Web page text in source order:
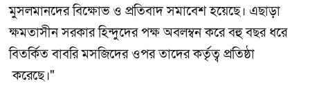
মুসলমানদের বিক্ষোভ ও প্রতিবাদ সমাবেশ হয়েছে। এছাড়া
ক্ষমতাসীন সরকার হিন্দুদের পক্ষ অবলম্বন করে বহু বছর ধরে
বিতর্কিত বাবরি মসজিদের ওপর তাদের কর্তৃত্ব প্রতিষ্ঠা
করেছে।"